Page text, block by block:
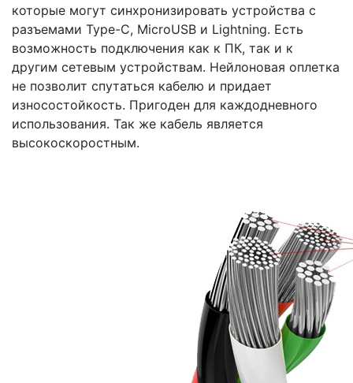
которые могут синхронизировать устройства с
разъемами Type-C, MicroUSB и Lightning. Есть
возможность подключения как к ПК, так и к
другим сетевым устройствам. Нейлоновая оплетка
не позволит спутаться кабелю и придает
износостойкость. Пригоден для каждодневного
использования. Так же кабель является
высокоскоростным.